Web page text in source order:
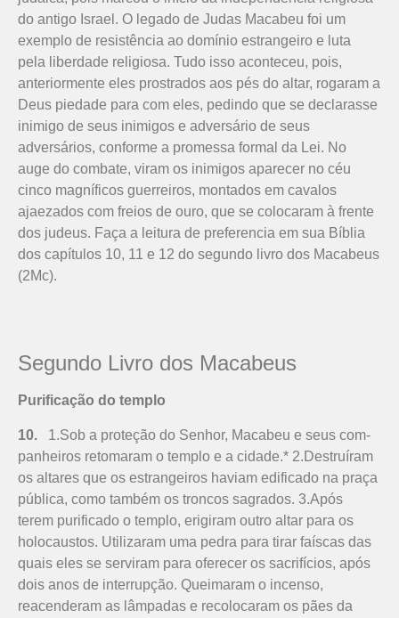
do antigo Israel . O legado de Judas Macabeu foi um
exempl o de resistência ao domínio estrangeiro e uta
pela liberdade religiosa. Tudo isso aconteceu, pois,
anteriormente eles prostrados aos pés do altar, rogaram a
Deus piedade para com eles, pedindo que se declarasse
inimigo de seus inimigos e adversário de seus
adversários, conforme a promessa formal da Lei. No
auge do combate, viram os inimigos aparecer no céu
cinco magníficos guerreiros, montados em cavalos
ajaezados com freios de ouro, que se colocaram à frente
dos judeus. Faça a leitura de preferencia em sua Bíblia
dos capítulos 10, 11 e 12 do segundo livro dos Macabeus
(2Mc).
Segundo Livro dos Macabeus
Purificação do templo
10. 1.Sob a proteção do Senhor, Macabeu e seus com­
pa­nheiros retomaram o templo e a cidade.* 2.Destruíram
os alta­res que os estrangeiros haviam edificado na praça
pública, como também os troncos sagrados. 3.Após
terem purificado o templo, erigiram outro altar para os
holocaustos. Utilizaram uma pedra para tirar faíscas das
quais eles se serviram para oferecer os sacrifícios, após
dois anos de interrupção. Queimaram o incenso,
reacenderam as lâmpadas e recoloca­ram os pães da